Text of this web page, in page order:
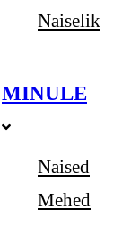
Naiselik
MINULE
Naised
Mehed